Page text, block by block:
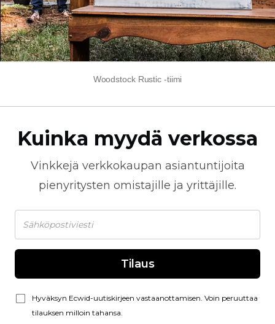
Woodstock Rustic -tiimi
Kuinka myydä verkossa
Vinkkejä verkkokaupan asiantuntijoita
pienyritysten omistajille ja yrittäjille.
Tilaus
Hyväksyn Ecwid-uutiskirjeen vastaanottamisen. Voin peruuttaa
tilauksen milloin tahansa.